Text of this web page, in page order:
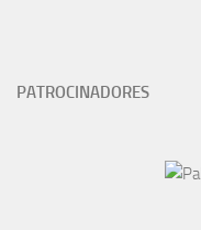
PATROCINADORES